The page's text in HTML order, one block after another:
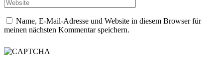
Name, E-Mail-Adresse und Website in diesem Browser für
meinen nächsten Kommentar speichern.